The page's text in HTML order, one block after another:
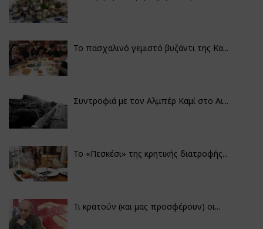
Το πασχαλινό γεμιστό βυζάντι της Κα...
Συντροφιά με τον Αλμπέρ Καμί στο Αι...
Το «Πεσκέσι» της κρητικής διατροφής...
Τι κρατούν (και μας προσφέρουν) οι...